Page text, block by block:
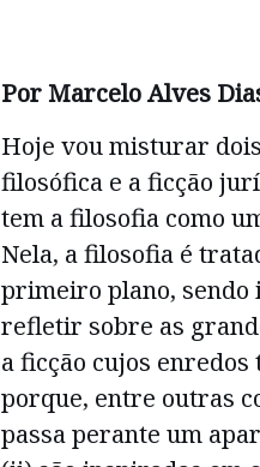
Por Marcelo Alves
Hoje vou misturar
filosófica e a ficção
tem a filosofia como
Nela, a filosofia é
primeiro plano, sendo
refletir sobre as
a ficção cujos
porque, entre outras
passa perante um